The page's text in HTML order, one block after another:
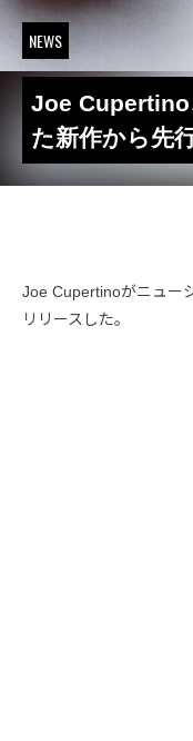
NEWS
Joe Cupertino
た新作から先
Joe Cupertinoがニュー
リリースした。